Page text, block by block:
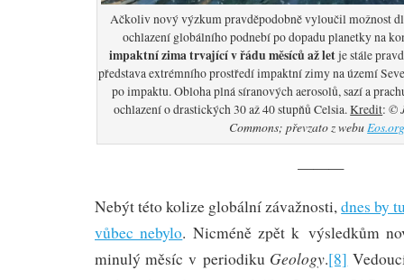
Ačkoliv nový výzkum pravděpodobně vyloučil možnost
ochlazení globálního podnebí po dopadu planetky na
impaktní zima trvající v řádu měsíců až letje stále
představa extrémního prostředí impaktní zimy na území
po impaktu. Obloha plná síranových aerosolů, sazí a
ochlazení o drastických 30 až 40 stupňů Celsia.Kredit:©
Commons; převzato z webu
———
Nebýt této kolize globální závažnosti,dnes by
vůbec nebylo. Nicméně zpět k výsledkům
minulý měsíc v periodiku Geology.[8]